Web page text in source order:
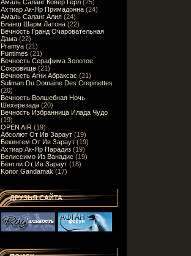
Амаль Саланг Ковер Герл(25)
Ахтиар Ак-Яр Примадонна(24)
Амаль Саланг Алия(24)
Бланш Шарм Латона(22)
Вечность Гранд Очаровательная
Дама(22)
Pramya(21)
Funtimes (21)
Вечность Серафима Золотое
Сокровище(21)
Вечность Агни Абраксас (21)
Suliman Du Domaine Des Crepinettes
(20)
Вечность Волшебная Ночь
Шехерезада(20)
Вечность Избранница Илада Чудо
(19)
OPEN AIR (19)
Абсолют От Ив Зараут(19)
Бекингем От Ив Зараут(19)
Ахтиар Ак-Яр Парадиз(19)
Белиссимо Из Ванадис (19)
Бентли От Ив Зараут(18)
Konor Gandamak (17)
ДРУЗЬЯ САЙТА